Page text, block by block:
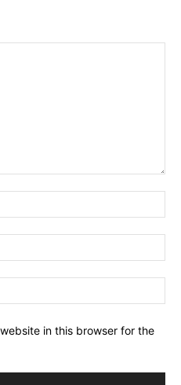
in this browser for the